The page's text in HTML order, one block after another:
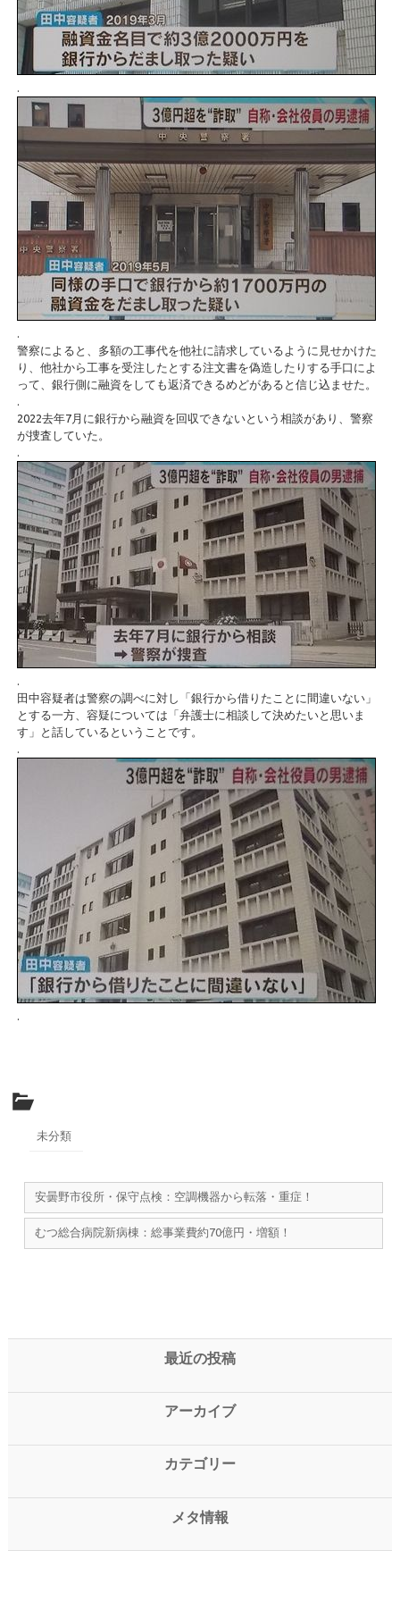
.
.
警察によると、多額の工事代を他社に請求しているように見せかけた
り、他社から工事を受注したとする注文書を偽造したりする手口によ
って、銀行側に融資をしても返済できるめどがあると信じ込ませた。
.
2022去年7月に銀行から融資を回収できないという相談があり、警察
が捜査していた。
.
.
田中容疑者は警察の調べに対し「銀行から借りたことに間違いない」
とする一方、容疑については「弁護士に相談して決めたいと思いま
す」と話しているということです。
.
.
未分類
安曇野市役所・保守点検：空調機器から転落・重症！
むつ総合病院新病棟：総事業費約70億円・増額！
最近の投稿
アーカイブ
カテゴリー
メタ情報